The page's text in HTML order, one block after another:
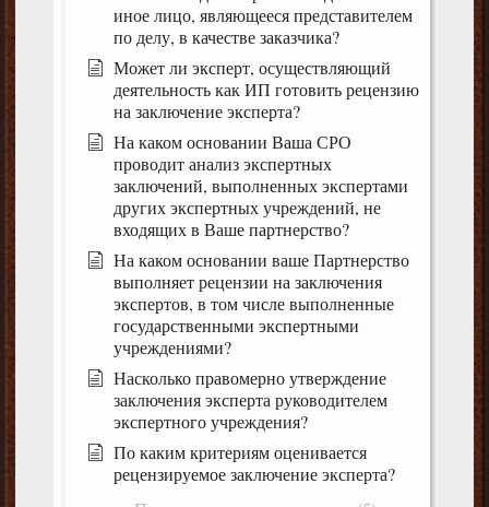
иное лицо, являющееся представителем
по делу, в качестве заказчика?
Может ли эксперт, осуществляющий
деятельность как ИП готовить рецензию
на заключение эксперта?
На каком основании Ваша СРО
проводит анализ экспертных
заключений, выполненных экспертами
других экспертных учреждений, не
входящих в Ваше партнерство?
На каком основании ваше Партнерство
выполняет рецензии на заключения
экспертов, в том числе выполненные
государственными экспертными
учреждениями?
Насколько правомерно утверждение
заключения эксперта руководителем
экспертного учреждения?
По каким критериям оценивается
рецензируемое заключение эксперта?